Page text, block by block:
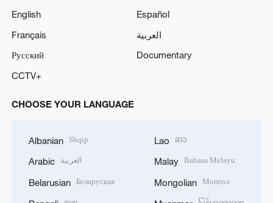
English
Español
Français
العربية
Русский
Documentary
CCTV+
CHOOSE YOUR LANGUAGE
Albanian Shqip
Arabic العربية
Belarusian Беларуская
Lao ລາວ
Malay Bahasa Melayu
Mongolian Монгол